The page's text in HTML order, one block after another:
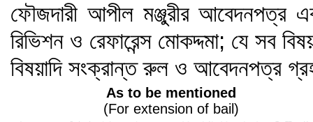
ফৌজদারী আপীল মঞ্জুরীর আবেদনপত্র
রিভিশন ও রেফারেন্স মোকদ্দমা; যে সব
বিষয়াদি সংক্রান্ত রুল ও আবেদনপত্র
As to be mentioned
(For extension of bail)